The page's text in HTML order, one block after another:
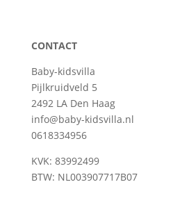
CONTACT
Baby-kidsvilla
Pijlkruidveld 5
2492 LA Den Haag
info@baby-kidsvilla.nl
0618334956
KVK: 83992499
BTW: NL003907717B07